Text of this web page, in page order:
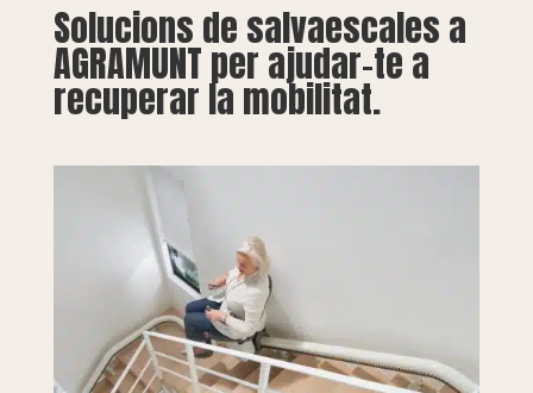
Solucions de salvaescales a
AGRAMUNT per ajudar-te a
recuperar la mobilitat.